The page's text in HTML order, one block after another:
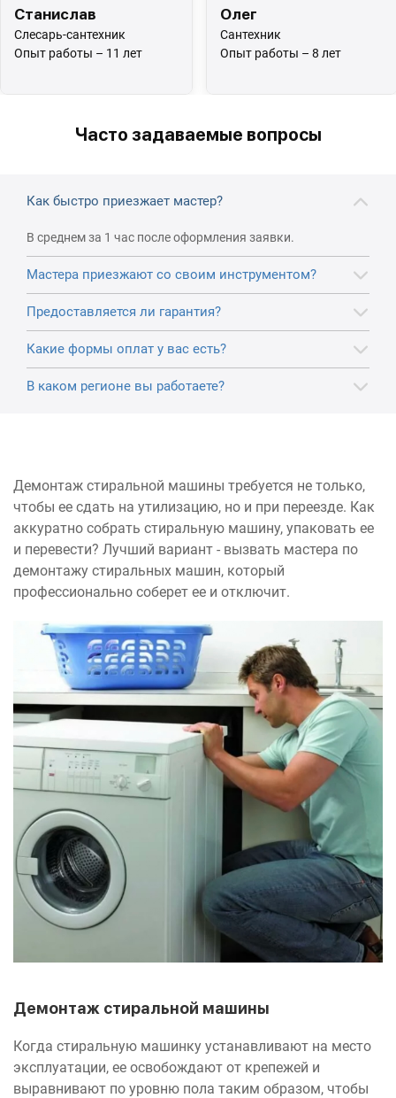
Станислав
Слесарь-сантехник
Опыт работы – 11 лет
Олег
Сантехник
Опыт работы – 8 лет
Часто задаваемые вопросы
Как быстро приезжает мастер?
В среднем за 1 час после оформления заявки.
Мастера приезжают со своим инструментом?
Предоставляется ли гарантия?
Какие формы оплат у вас есть?
В каком регионе вы работаете?
Демонтаж стиральной машины требуется не только,
чтобы ее сдать на утилизацию, но и при переезде. Как
аккуратно собрать стиральную машину, упаковать ее
и перевести? Лучший вариант - вызвать мастера по
демонтажу стиральных машин, который
профессионально соберет ее и отключит.
Демонтаж стиральной машины
Когда стиральную машинку устанавливают на место
эксплуатации, ее освобождают от крепежей и
выравнивают по уровню пола таким образом, чтобы